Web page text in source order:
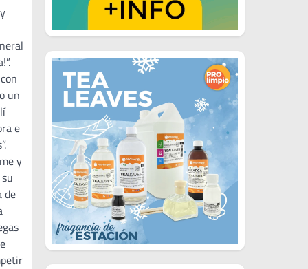
un
e
y
de